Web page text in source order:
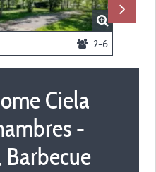
2-6
Ciela
-
Barbecue